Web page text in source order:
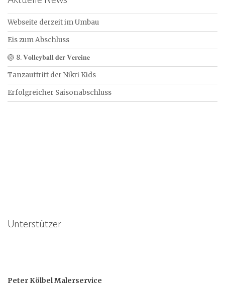
Webseite derzeit im Umbau
Eis zum Abschluss
🏐 8. 𝐕𝐨𝐥𝐥𝐞𝐲𝐛𝐚𝐥𝐥 𝐝𝐞𝐫 𝐕𝐞𝐫𝐞𝐢𝐧𝐞
Tanzauftritt der Nikri Kids
Erfolgreicher Saisonabschluss
Unterstützer
Peter Kölbel Malerservice